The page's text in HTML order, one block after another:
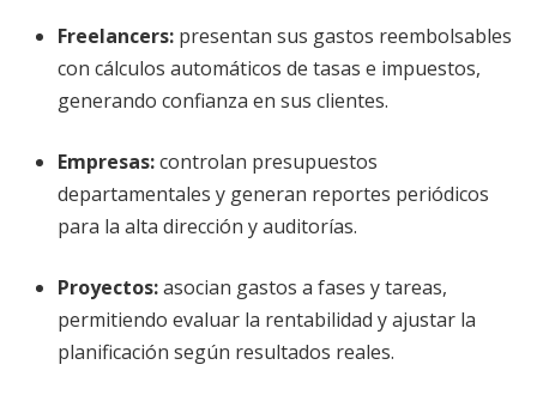
Freelancers: presentan sus gastos reembolsables
con cálculos automáticos de tasas e impuestos,
generando confianza en sus clientes.
Empresas:controlan presupuestos
departamentales y generan reportes periódicos
para la alta dirección y auditorías.
Proyectos:asocian gastos a fases y tareas,
permitiendo evaluar la rentabilidad y ajustar la
planificación según resultados reales.